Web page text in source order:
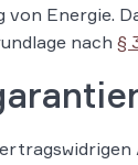
von Energie.
nach §